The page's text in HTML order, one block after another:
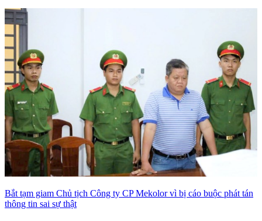
Bắt tạm giam Chủ tịch Công ty CP Mekolor vì bị cáo buộc phát tán
thông tin sai sự thật